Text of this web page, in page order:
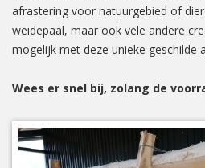
afrastering voor natuurgebied of
weidepaal, maar ook vele andere
mogelijk met deze unieke geschilde
Wees er snel bij, zolang de